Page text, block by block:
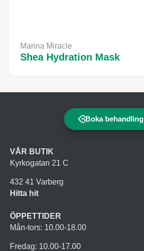
Marina Miracle
Shea Hydration Mask
Boka behandling
VÅR BUTIK
Kyrkogatan 21 C
432 41 Varberg
Hitta hit
ÖPPETTIDER
Mån-tors: 10.00-18.00
Fredag: 10.00-17.00